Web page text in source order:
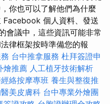
你也可以了解他們為什麼
Facebook 個人資料、發送
會議中，這些資訊可能非常
律框架按時準備您的報
台中推拿服務 杜拜簽證申
燴推薦 人工植牙技術解析
絡按摩專班 養生與整復推
美皮膚科 台中專業外燴團